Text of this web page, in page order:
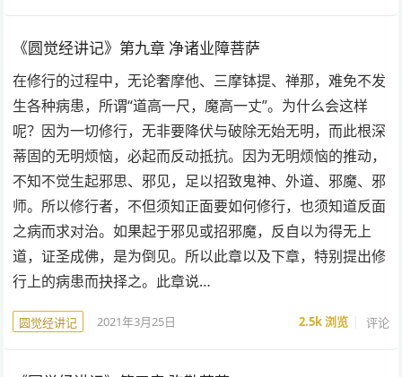
《圆觉经讲记》第九章 净诸业障菩萨
在修行的过程中，无论奢摩他、三摩钵提、禅那，难免不发
生各种病患，所谓“道高一尺，魔高一丈”。为什么会这样
呢？因为一切修行，无非要降伏与破除无始无明，而此根深
蒂固的无明烦恼，必起而反动抵抗。因为无明烦恼的推动，
不知不觉生起邪思、邪见，足以招致鬼神、外道、邪魔、邪
师。所以修行者，不但须知正面要如何修行，也须知道反面
之病而求对治。如果起于邪见或招邪魔，反自以为得无上
道，证圣成佛，是为倒见。所以此章以及下章，特别提出修
行上的病患而抉择之。此章说…
圆觉经讲记 2021年3月25日 2.5k浏览 评论